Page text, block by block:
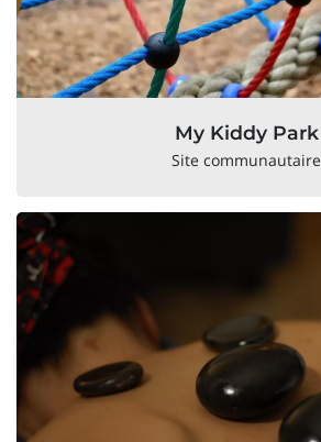
My Kiddy Park
Site communautaire